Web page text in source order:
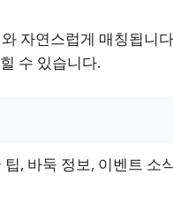
자연스럽게 매칭됩니
수 있습니다.
, 바둑 정보, 이벤트 소